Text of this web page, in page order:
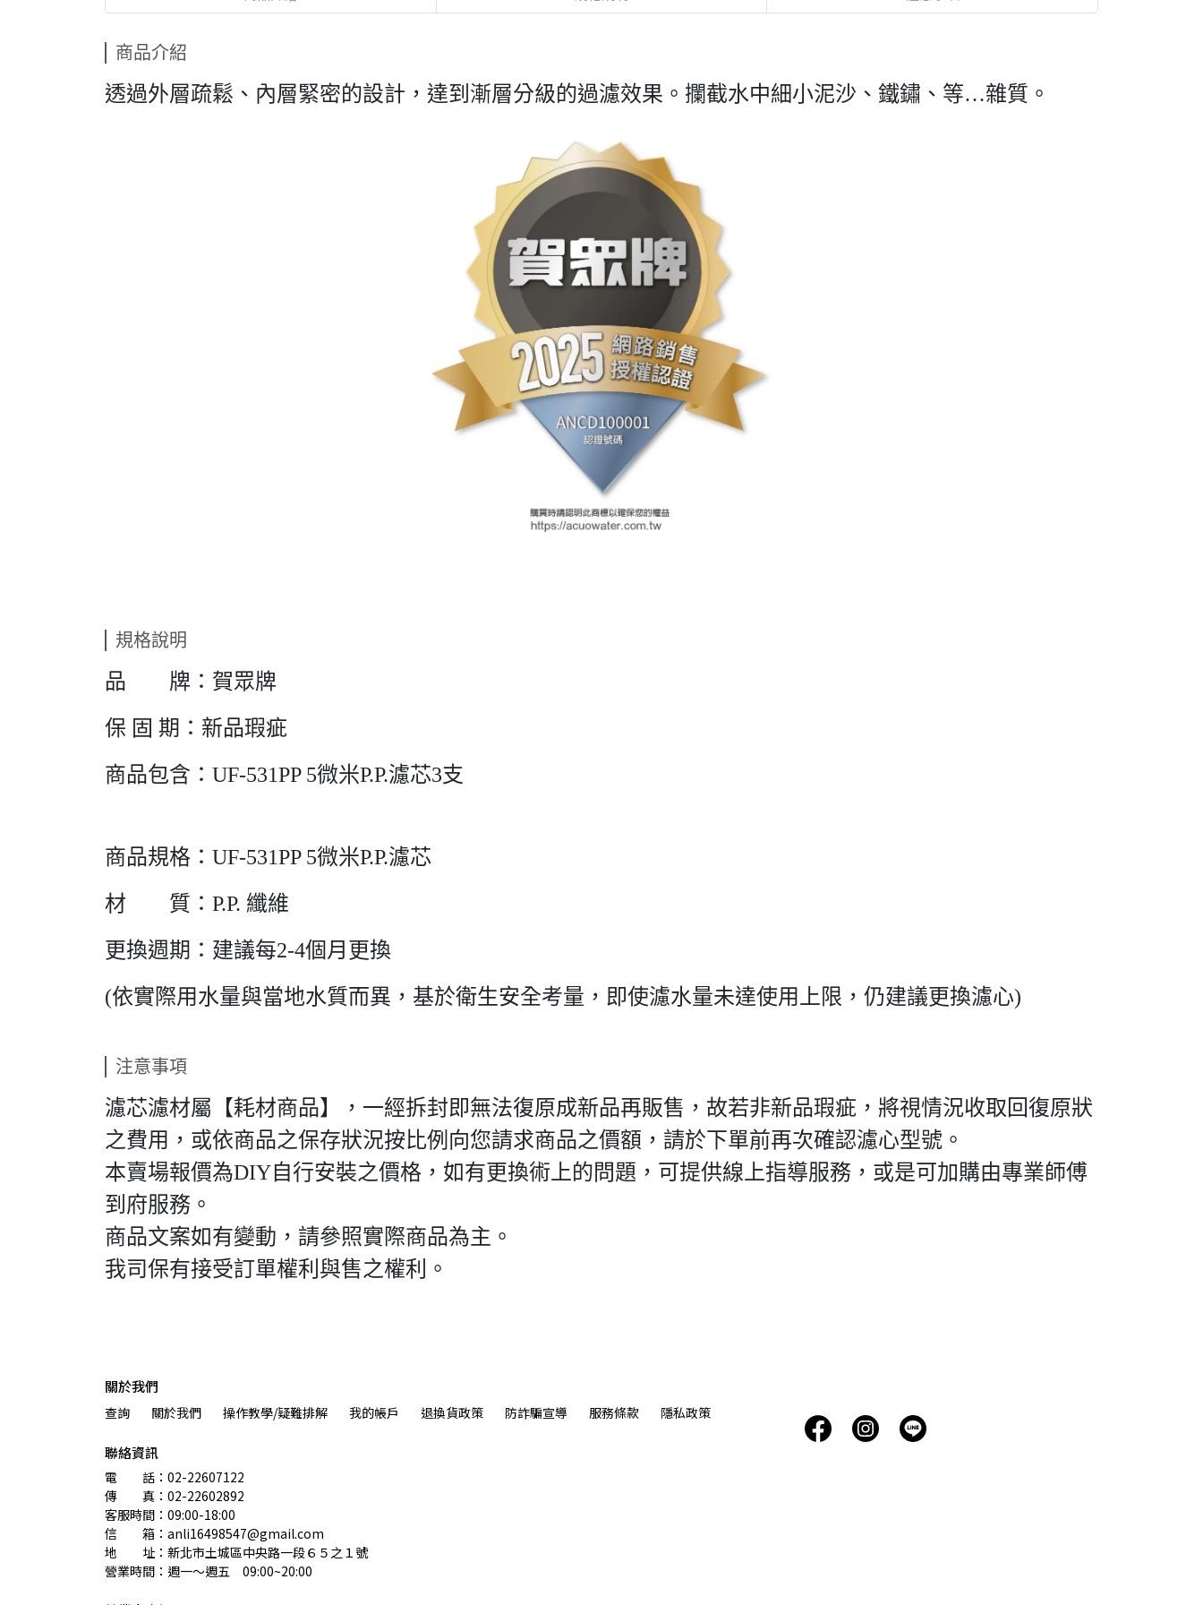
商品介紹
透過外層疏鬆、內層緊密的設計，達到漸層分級的過濾效果。攔截水中細小泥沙、鐵鏽、等…雜質。
規格說明
品 牌：賀眾牌
保 固 期：新品瑕疵
商品包含：UF-531PP 5微米P.P.濾芯3支
商品規格：UF-531PP 5微米P.P.濾芯
材 質：P.P. 纖維
更換週期：建議每2-4個月更換
(依實際用水量與當地水質而異，基於衛生安全考量，即使濾水量未達使用上限，仍建議更換濾心)
注意事項
濾芯濾材屬【耗材商品】，一經拆封即無法復原成新品再販售，故若非新品瑕疵，將視情況收取回復原狀
之費用，或依商品之保存狀況按比例向您請求商品之價額，請於下單前再次確認濾心型號。
本賣場報價為DIY自行安裝之價格，如有更換術上的問題，可提供線上指導服務，或是可加購由專業師傅
到府服務。
商品文案如有變動，請參照實際商品為主。
我司保有接受訂單權利與售之權利。
關於我們
查詢 關於我們 操作教學/疑難排解 我的帳戶 退換貨政策 防詐騙宣導 服務條款 隱私政策
聯絡資訊
電　　話：02-22607122
傳　　真：02-22602892
客服時間：09:00-18:00
信　　箱：anli16498547@gmail.com
地　　址：新北市土城區中央路一段６５之１號
營業時間：週一～週五　09:00~20:00